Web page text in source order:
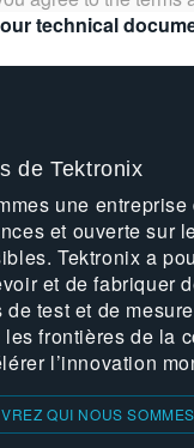
technical
de Tektronix
une
et ouverte sur
Tektronix a
et de fabriquer
test et de
les frontières de la
l’innovation
QUI NOUS SOMMES